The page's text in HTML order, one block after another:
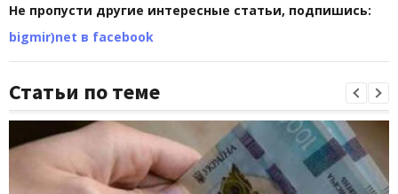
Не пропусти другие интересные статьи, подпишись:
bigmir)net в facebook
Статьи по теме